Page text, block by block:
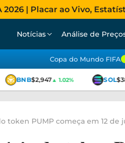
| Placar ao Vivo,
Notícias Análise de
Copa do Mundo FIFA
BNB$2,947▲ 1.02% SOL$382
token PUMP começa em 12 de